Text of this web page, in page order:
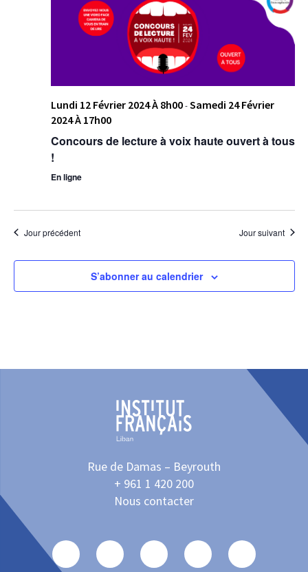
Lundi 12 Février 2024 À 8h00-Samedi 24 Février
2024 À 17h00
Concours de lecture à voix haute ouvert à tous
!
En ligne
Jour précédent Jour suivant
S’abonner au calendrier
Rue de Damas – Beyrouth
+ 961 1 420 200
Nous contacter